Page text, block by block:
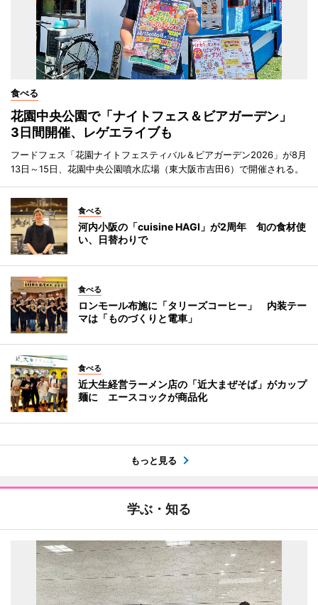
食べる
花園中央公園で「ナイトフェス＆ビアガーデン」
3日間開催、レゲエライブも
フードフェス「花園ナイトフェスティバル＆ビアガーデン2026」が8月
13日～15日、花園中央公園噴水広場（東大阪市吉田6）で開催される。
食べる
河内小阪の「cuisine HAGI」が2周年 旬の食材使
い、日替わりで
食べる
ロンモール布施に「タリーズコーヒー」 内装テー
マは「ものづくりと電車」
食べる
近大生経営ラーメン店の「近大まぜそば」がカップ
麺に エースコックが商品化
もっと見る
学ぶ・知る